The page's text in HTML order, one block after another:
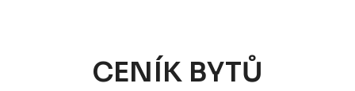
CENÍK BYTŮ